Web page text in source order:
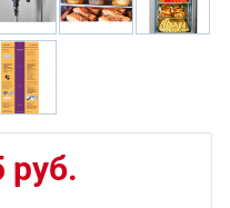
руб.